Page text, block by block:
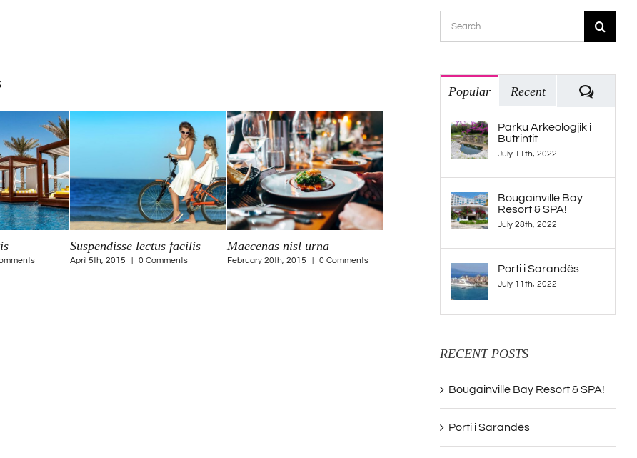
Suspendisse lectus facilis
April 5th, 2015 0 Comments
Maecenas nisl urna
February 20th, 2015 0 Comments
Sed consequat efficitur Neque porro
Search
for:
Popular Recent
Parku Arkeologjik i
Butrintit
July 11th, 2022
Bougainville Bay
Resort & SPA!
July 28th, 2022
Porti i Sarandës
July 11th, 2022
RECENT POSTS
Bougainville Bay Resort & SPA!
Porti i Sarandës